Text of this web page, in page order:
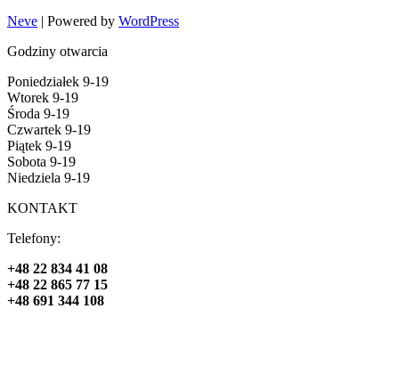
Neve | Powered by WordPress
Godziny otwarcia
Poniedziałek 9-19
Wtorek 9-19
Środa 9-19
Czwartek 9-19
Piątek 9-19
Sobota 9-19
Niedziela 9-19
KONTAKT
Telefony:
+48 22 834 41 08
+48 22 865 77 15
+48 691 344 108